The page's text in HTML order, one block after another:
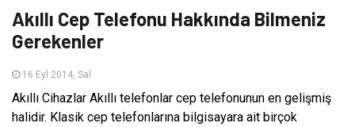
Akıllı Cep Telefonu Hakkında Bilmeniz
Gerekenler
16 Eyl 2014, Sal
Akıllı Cihazlar Akıllı telefonlar cep telefonunun en gelişmiş
halidir. Klasik cep telefonlarına bilgisayara ait birçok